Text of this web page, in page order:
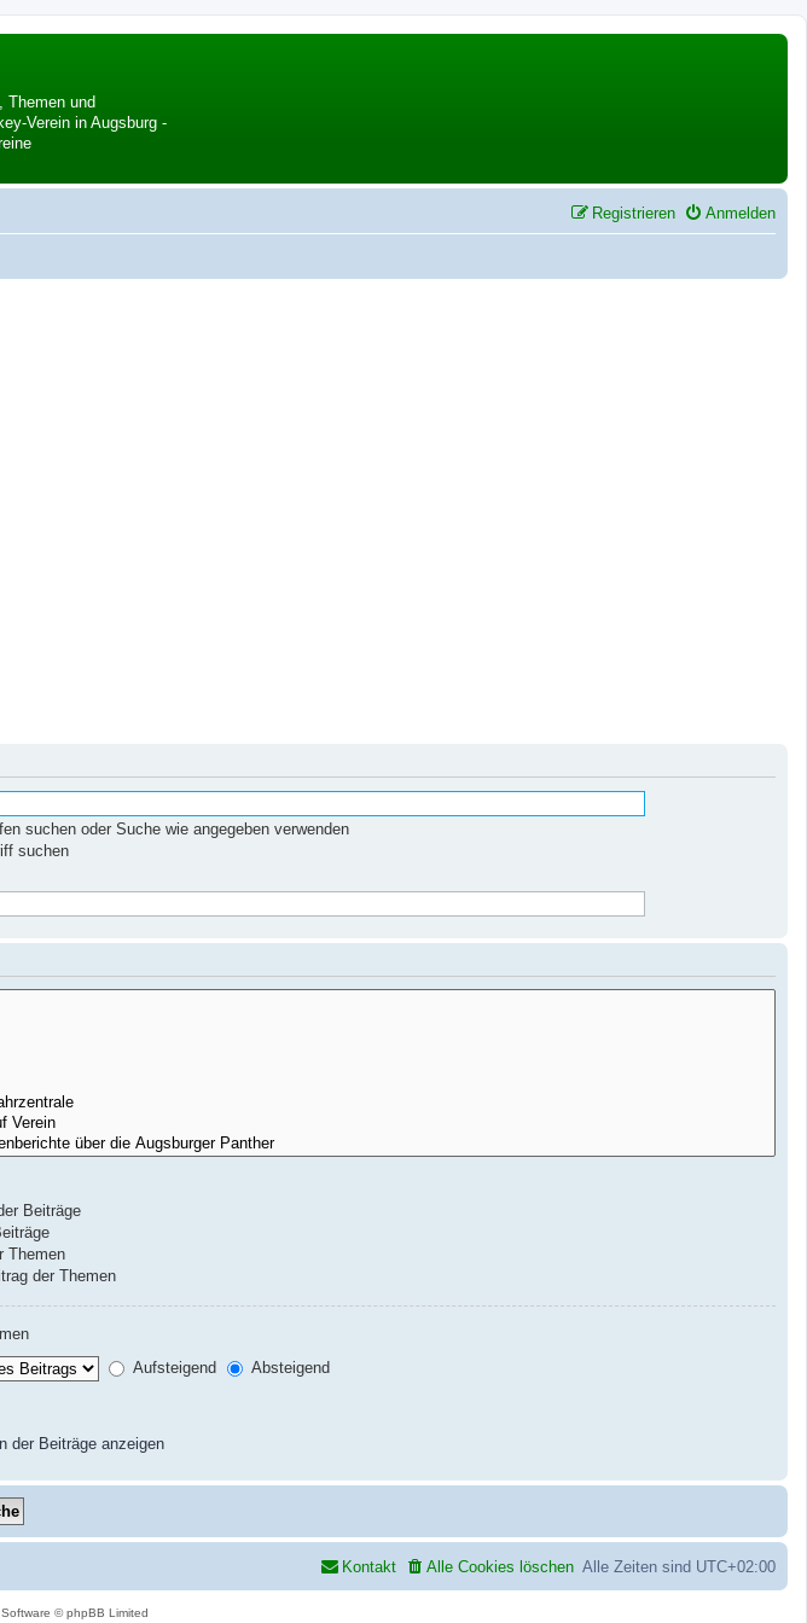
Themen und
Verein in Augsburg -
Anmelden
Registrieren
suchen oder Suche wie angegeben verwenden
suchen
Beiträge
Themen
der Themen
Aufsteigend Absteigend
der Beiträge anzeigen
Alle Zeiten sind UTC+02:00
Alle Cookies löschen
Kontakt
© phpBB Limited